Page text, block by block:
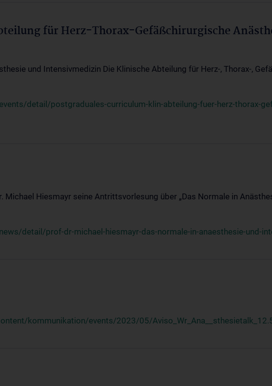
für Herz-Thorax-Gefäßchirurgische
und Intensivmedizin Die Klinische Abteilung für Herz-, Thorax-,
detail/postgraduales-curriculum-klin-abteilung-fuer-herz-thorax-
Michael Hiesmayr seine Antrittsvorlesung über „Das Normale in
detail/prof-dr-michael-hiesmayr-das-normale-in-anaesthesie-und-
kommunikation/events/2023/05/